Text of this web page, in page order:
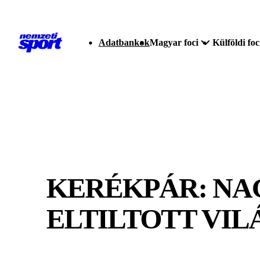
AdatbankokMagyar foci Külföldi
KERÉKPÁR:
ELTILTOTT